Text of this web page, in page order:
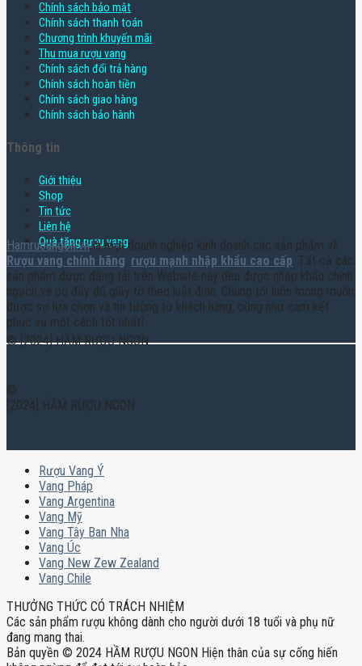
Chính sách bảo mật
Chính sách thanh toán
Chương trình khuyến mãi
Thu mua rượu vang
Chính sách đổi trả hàng
Chính sách hoàn tiền
Chính sách giao hàng
Chính sách bảo hành
Thông tin
Giới thiệu
Shop
Tin tức
Liên hệ
Quà tặng rượu vang
Hamruoungon.vnlà một doanh nghiệp kinh doanh các sản phẩm về
Rượu vang chính hãng, rượu mạnh nhập khẩu cao cấp. Tất cả các
sản phẩm được đăng tải trên Website này đều được nhập khẩu chính
ngạch và có đầy đủ giấy tờ theo luật định. Chúng tôi luôn mong muốn
được sự lựa chọn và tin tưởng từ khách hàng, cũng như cam kết
phục vụ một cách tốt nhất!
© [2024] HẦM RƯỢU NGON
©
[2024] HẦM RƯỢU NGON
Rượu Vang Ý
Vang Pháp
Vang Argentina
Vang Mỹ
Vang Tây Ban Nha
Vang Úc
Vang New Zew Zealand
Vang Chile
THƯỞNG THỨC CÓ TRÁCH NHIỆM
Các sản phẩm rượu không dành cho người dưới 18 tuổi và phụ nữ
đang mang thai.
Bản quyền © 2024 HẦM RƯỢU NGON Hiện thân của sự cống hiến